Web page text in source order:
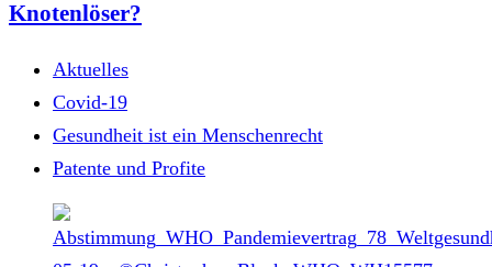
Knotenlöser?
Aktuelles
Covid-19
Gesundheit ist ein Menschenrecht
Patente und Profite